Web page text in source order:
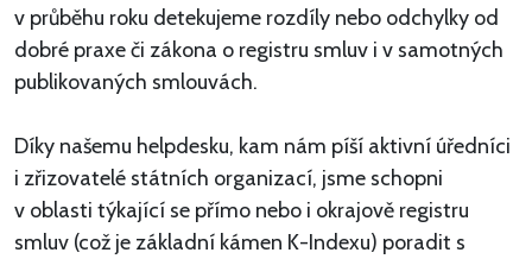
v průběhu roku detekujeme rozdíly nebo odchylky od
dobré praxe či zákona o registru smluv i v samotných
publikovaných smlouvách.
Díky našemu helpdesku, kam nám píší aktivní úředníci
i zřizovatelé státních organizací, jsme schopni
v oblasti týkající se přímo nebo i okrajově registru
smluv (což je základní kámen K-Indexu) poradit s